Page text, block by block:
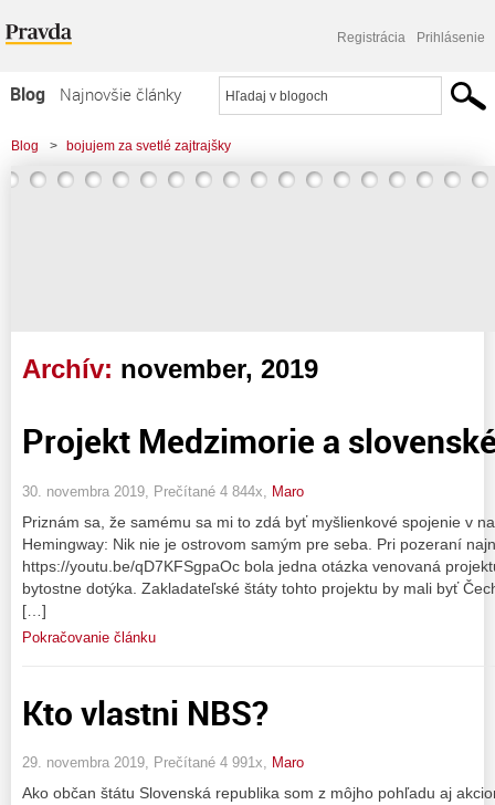
Registrácia Prihlásenie
Blog
Najnovšie články
Najčítanejšie články
Najkomentovanejšie články
Blog > bojujem za svetlé zajtrajšky
Archív: november, 2019
Projekt Medzimorie a
30. novembra 2019, Prečítané 4 844x, Maro
Priznám sa, že samému sa mi to zdá byť myšlienkové spojenie v
Hemingway: Nik nie je ostrovom samým pre seba. Pri pozeraní
https://youtu.be/qD7KFSgpaOc bola jedna otázka venovaná
bytostne dotýka. Zakladateľské štáty tohto projektu by mali byť
[…]
Pokračovanie článku
Kto vlastni NBS?
29. novembra 2019, Prečítané 4 991x, Maro
Ako občan štátu Slovenská republika som z môjho pohľadu aj